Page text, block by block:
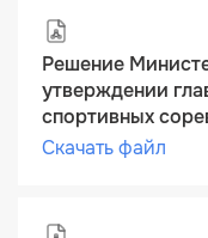
Решение
утверждении
спортивных
Скачать файл